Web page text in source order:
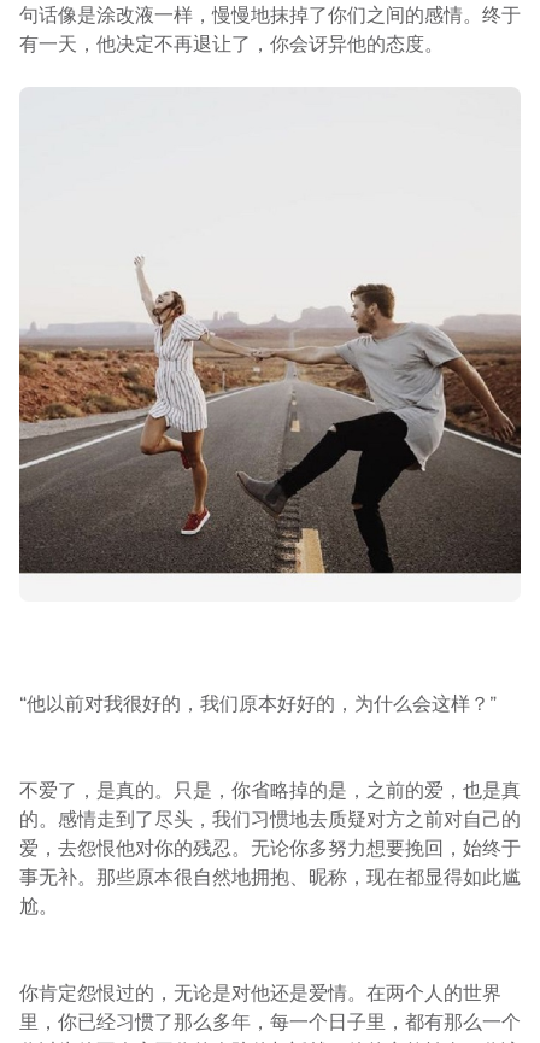
句话像是涂改液一样，慢慢地抹掉了你们之间的感情。终于
有一天，他决定不再退让了，你会讶异他的态度。
“他以前对我很好的，我们原本好好的，为什么会这样？”
不爱了，是真的。只是，你省略掉的是，之前的爱，也是真
的。感情走到了尽头，我们习惯地去质疑对方之前对自己的
爱，去怨恨他对你的残忍。无论你多努力想要挽回，始终于
事无补。那些原本很自然地拥抱、昵称，现在都显得如此尴
尬。
你肯定怨恨过的，无论是对他还是爱情。在两个人的世界
里，你已经习惯了那么多年，每一个日子里，都有那么一个